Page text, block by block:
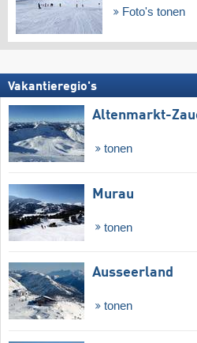
Foto's tonen
Vakantieregio's
Altenmarkt-
tonen
Murau
tonen
Ausseerland
tonen